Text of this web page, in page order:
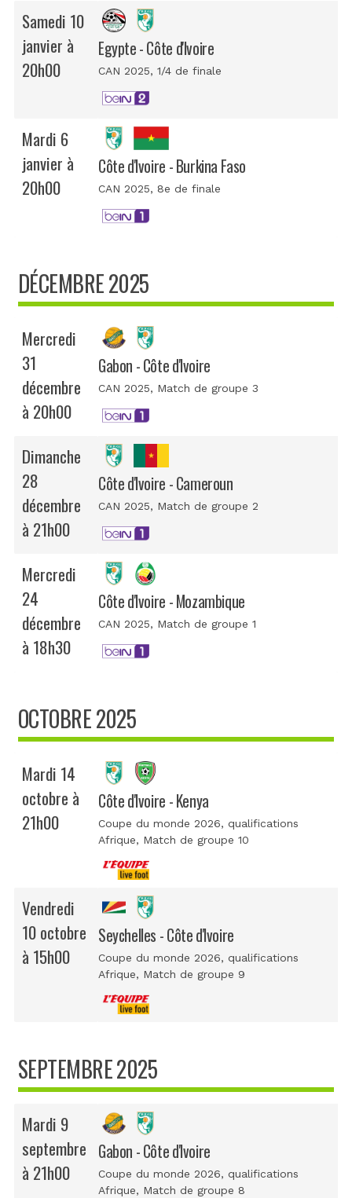
Samedi 10
janvier à
20h00
Egypte - Côte d'Ivoire
CAN 2025, 1/4 de finale
Mardi 6
janvier à
20h00
Côte d'Ivoire - Burkina Faso
CAN 2025, 8e de finale
DÉCEMBRE 2025
Mercredi
31
décembre
à 20h00
Gabon - Côte d'Ivoire
CAN 2025, Match de groupe 3
Dimanche
28
décembre
à 21h00
Côte d'Ivoire - Cameroun
CAN 2025, Match de groupe 2
Mercredi
24
décembre
à 18h30
Côte d'Ivoire - Mozambique
CAN 2025, Match de groupe 1
OCTOBRE 2025
Mardi 14
octobre à
21h00
Côte d'Ivoire - Kenya
Coupe du monde 2026, qualifications
Afrique, Match de groupe 10
Vendredi
10 octobre
à 15h00
Seychelles - Côte d'Ivoire
Coupe du monde 2026, qualifications
Afrique, Match de groupe 9
SEPTEMBRE 2025
Mardi 9
septembre
à 21h00
Gabon - Côte d'Ivoire
Coupe du monde 2026, qualifications
Afrique, Match de groupe 8